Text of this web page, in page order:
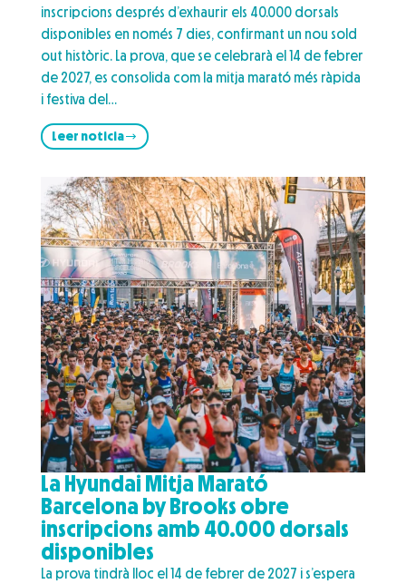
inscripcions després d’exhaurir els 40.000 dorsals
disponibles en només 7 dies, confirmant un nou sold
out històric. La prova, que se celebrarà el 14 de febrer
de 2027, es consolida com la mitja marató més ràpida
i festiva del…
Leer noticia
La Hyundai Mitja Marató
Barcelona by Brooks obre
inscripcions amb 40.000 dorsals
disponibles
La prova tindrà lloc el 14 de febrer de 2027 i s’espera